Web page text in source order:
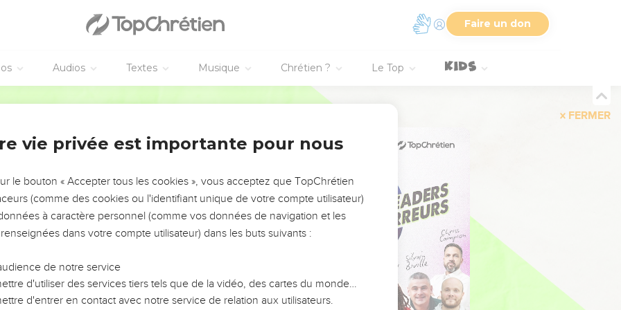
Faire un don
Audios Textes Musique Chrétien ? Le Top
FERMER
LES VOTRES ?
leur impact, leur foi ou leur vision. Mais on voit
qu'ils ont traversés, alors même que ce sont
et responsables reviennent sur les erreurs
avec plus de sagesse afin que leurs erreurs
ministère, une équipe, un groupe ou une famille,
AJOUTER À UNE PLAYLISTX
vie privée est importante pour nous
le bouton « Accepter tous les cookies », vous acceptez que TopChrétien
(comme des cookies ou l'identifiant unique de votre compte utilisateur)
à caractère personnel (comme vos données de navigation et les
dans votre compte utilisateur) dans les buts suivants :
de notre service
d'utiliser des services tiers tels que de la vidéo, des cartes du monde…
d'entrer en contact avec notre service de relation aux utilisateurs.